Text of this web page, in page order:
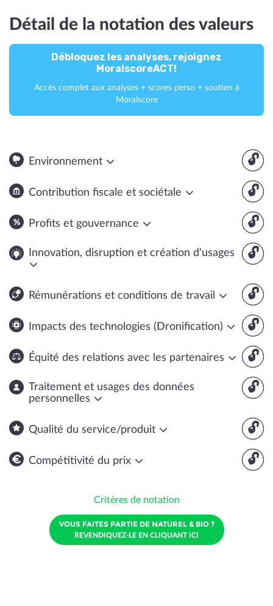
Détail de la notation des valeurs
Débloquez les analyses, rejoignez
MoralscoreACT!
Accès complet aux analyses + scores perso + soutien à
Moralscore
🔓
Environnement
🔓
Contribution fiscale et sociétale
🔓
Profits et gouvernance
🔓
Innovation, disruption et création d'usages
🔓
Rémunérations et conditions de travail
🔓
Impacts des technologies (Dronification)
🔓
Équité des relations avec les partenaires
🔓
Traitement et usages des données
personnelles
🔓
Qualité du service/produit
🔓
Compétitivité du prix
Critères de notation
VOUS FAITES PARTIE DE NATUREL & BIO ?
REVENDIQUEZ-LE EN CLIQUANT ICI